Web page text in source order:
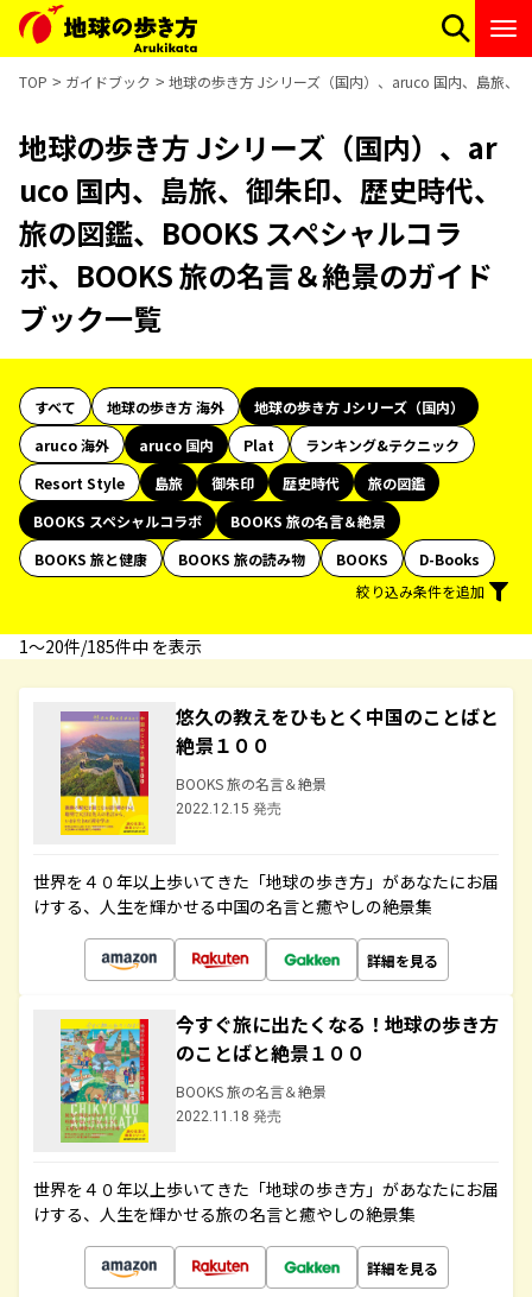
TOP ガイドブック 地球の歩き方 Jシリーズ（国内）、aruco 国内、島旅、
地球の歩き方 Jシリーズ（国内）、ar
uco 国内、島旅、御朱印、歴史時代、
旅の図鑑、BOOKS スペシャルコラ
ボ、BOOKS 旅の名言＆絶景のガイド
ブック一覧
すべて 地球の歩き方 海外
地球の歩き方 Jシリーズ（国内）
aruco 海外
aruco 国内 Plat
ランキング&テクニック
Resort Style
島旅 御朱印 歴史時代
旅の図鑑
BOOKS スペシャルコラボ
BOOKS 旅の名言＆絶景
BOOKS 旅と健康
BOOKS 旅の読み物 BOOKS
D-Books
絞り込み条件を追加
1〜20件/185件中 を表示
悠久の教えをひもとく中国のことばと
絶景１００
BOOKS 旅の名言＆絶景
2022.12.15 発売
世界を４０年以上歩いてきた「地球の歩き方」があなたにお届
けする、人生を輝かせる中国の名言と癒やしの絶景集
詳細を見る
今すぐ旅に出たくなる！地球の歩き方
のことばと絶景１００
BOOKS 旅の名言＆絶景
2022.11.18 発売
世界を４０年以上歩いてきた「地球の歩き方」があなたにお届
けする、人生を輝かせる旅の名言と癒やしの絶景集
詳細を見る